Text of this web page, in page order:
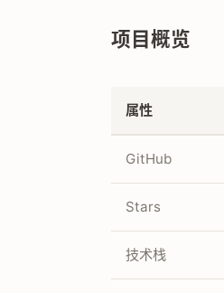
项目概览
属性
GitHub
Stars
技术栈